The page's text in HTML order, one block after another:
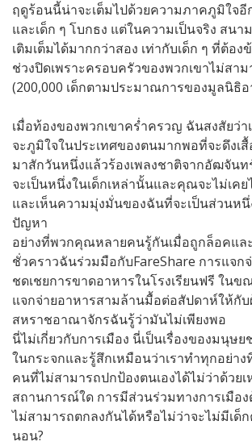
ฤดูร้อนนี้น่าจะเต็มไปด้วยความภาคภูมิใจอี
และเด็ก ๆ โบกธง แต่ในความเป็นจริง สนา
เติมเต็มได้มากกว่าสอง เท่ากับเด็ก ๆ ที่ต้อ
ช่วงปิดเพราะครอบครัวของพวกเขาไม่สาม
(200,000 เด็กตามประมาณการของมูลนิธิอ
เมื่อท้องของพวกเขาคร่ำครวญ ฉันสงสัยว่า
จะภูมิใจในประเทศของตนมากพอที่จะดึงเ
มาสักวันหนึ่งแล้วร้องเพลงชาติจากอัฒจัน
จะเป็นหนึ่งในเด็กเหล่านั้นและคุณจะไม่เค
และเห็นความมุ่งมั่นของฉันที่จะเป็นส่วนห
ปัญหา
อย่างที่พวกคุณหลายคนรู้กันเมื่อถูกล็อคแล
ชั่วคราวฉันร่วมมือกับFareShare การแจก
ชดเชยการขาดอาหารในโรงเรียนฟรี ใน
แจกจ่ายอาหารสามล้านมื้อต่อสัปดาห์ให้กั
สหราชอาณาจักรฉันรู้ว่ามันไม่เพียงพอ
นี่ไม่เกี่ยวกับการเมือง นี่เป็นเรื่องของมนุษย
ในกระจกและรู้สึกเหมือนว่าเราทำทุกอย่าง
คนที่ไม่สามารถปกป้องตนเองได้ไม่ว่าด้วย
สถานการณ์ใด การมีส่วนร่วมทางการเมือ
ไม่สามารถตกลงกันได้หรือไม่ว่าจะไม่มีเด็
นอน?